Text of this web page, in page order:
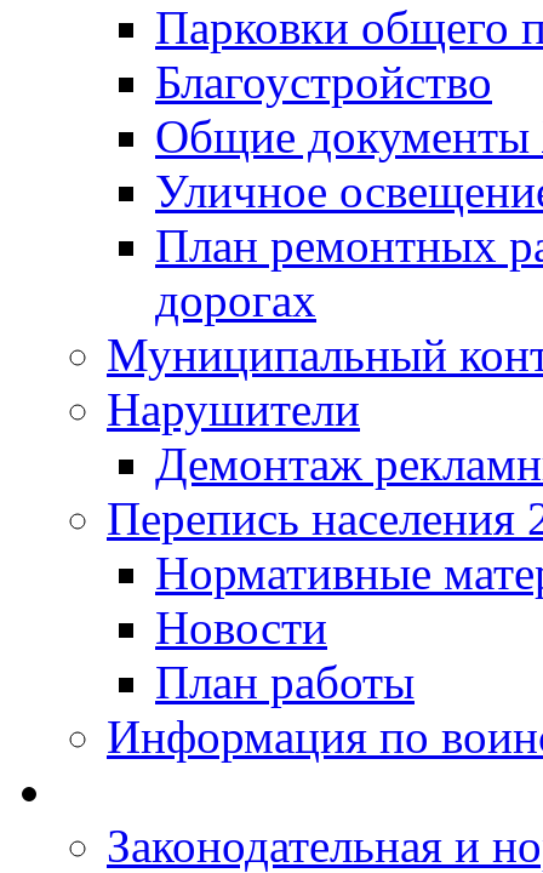
Парковки общего
Благоустройство
Общие
Уличное
План ремонтных
дорогах
Муниципальный
Нарушители
Демонтаж
Перепись населения
Нормативные
Новости
План работы
Информация по
Законодательная и